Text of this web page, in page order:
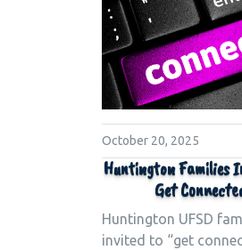
October 20, 2025
Huntington Families
Get
Huntington UFSD
invited to “get